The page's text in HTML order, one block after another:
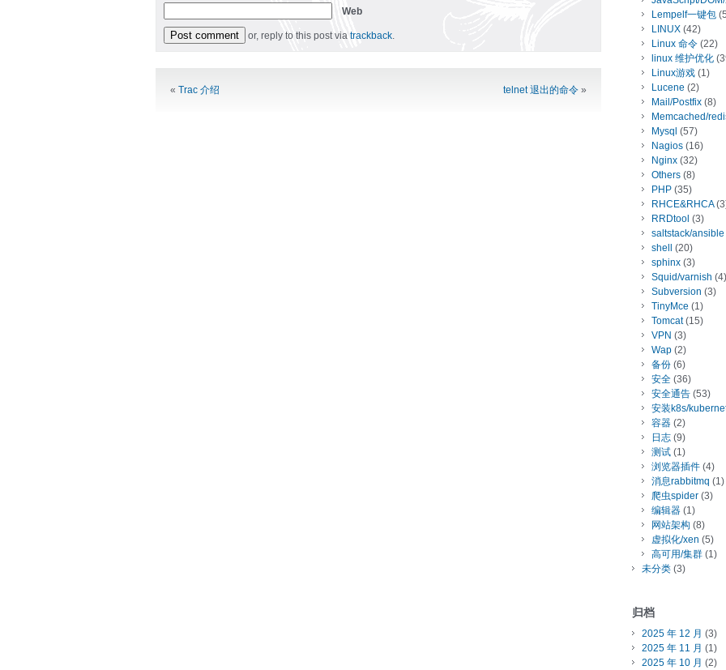
Web
or, reply to this post via trackback.
« Trac 介绍 telnet 退出的命令 »
Lempelf一键包
LINUX (42)
Linux 命令 (22)
linux 维护优化
Linux游戏 (1)
Lucene (2)
Mail/Postfix (8)
Memcached/
Mysql (57)
Nagios (16)
Nginx (32)
Others (8)
PHP (35)
RHCE&RHCA
RRDtool (3)
saltstack/ansible
shell
(20)
sphinx (3)
Squid/varnish (4)
Subversion (3)
TinyMce (1)
Tomcat(15)
VPN (3)
Wap (2)
备份 (6)
安全 (36)
安全通告 (53)
安装k8s/
容器 (2)
日志 (9)
测试 (1)
浏览器插件 (4)
消息rabbitmq (1)
爬虫spider (3)
编辑器 (1)
网站架构 (8)
虚拟化/xen (5)
高可用/集群 (1)
未分类 (3)
归档
2025 年 12 月 (3)
2025 年 11 月 (1)
2025 年 10 月 (2)